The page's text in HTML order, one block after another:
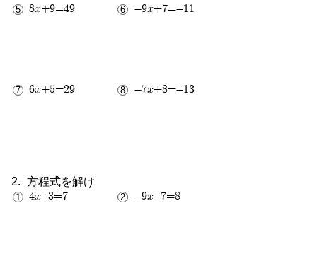
8x+9=49 -9x+7=-11
6x+5=29 -7x+8=-13
方程式を解け
4x-3=7
-9x-7=8